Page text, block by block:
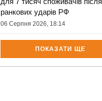
ранкових ударів РФ
06 Серпня 2026, 18:14
ПОКАЗАТИ ЩЕ